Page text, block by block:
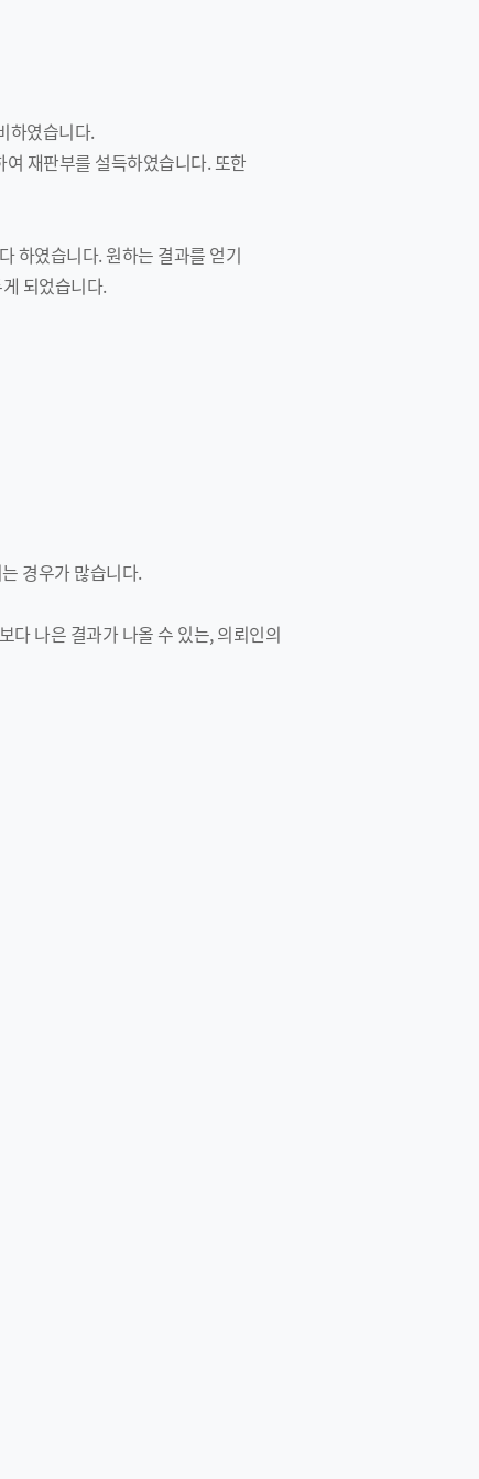
하였습니다.
재판부를 설득하였습니다. 또한
하였습니다. 원하는 결과를 얻기
되었습니다.
경우가 많습니다.
다 나은 결과가 나올 수 있는, 의뢰인의